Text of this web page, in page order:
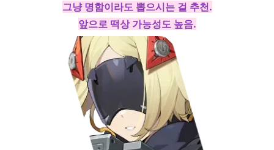
그냥 명함이라도 뽑으시는 걸 추천.
앞으로 떡상 가능성도 높음.